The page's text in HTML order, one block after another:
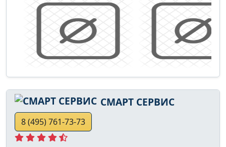
СМАРТ СЕРВИС
8 (495) 761-73-73